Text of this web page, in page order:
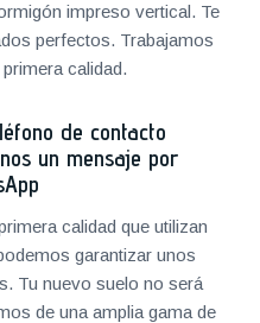
impreso vertical. Te
perfectos. Trabajamos
calidad.
de contacto
un mensaje por
calidad que utilizan
garantizar unos
Tu nuevo suelo no será
de una amplia gama de